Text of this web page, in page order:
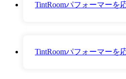
TintRoomパフォーマーを
TintRoomパフォーマーを